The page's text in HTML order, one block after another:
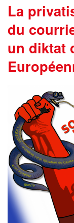
La
du
un diktat